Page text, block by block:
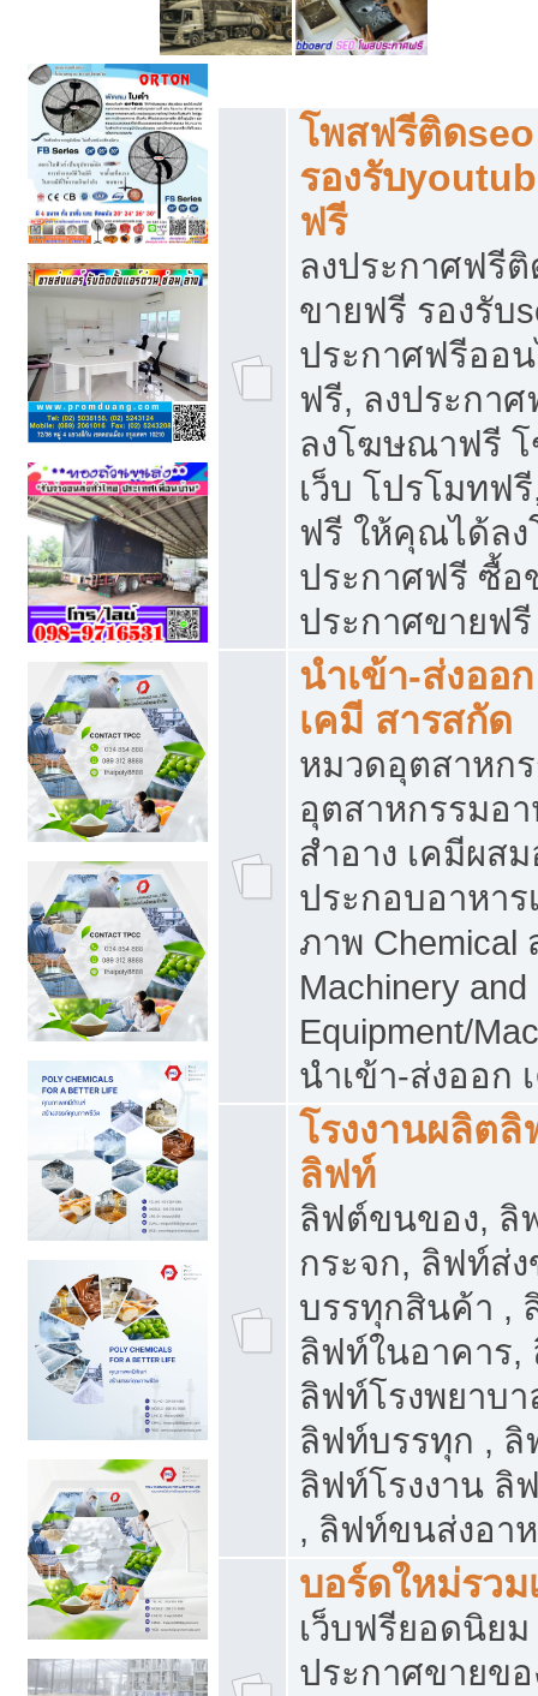
โพสฟรีติด
รองรับ
ฟรี
ลงประกาศฟรีติ
ขายฟรี รองรับ
ประกาศฟรีออ
ฟรี, ลงประกา
ลงโฆษณาฟรี
เว็บ โปรโมทฟ
ฟรี ให้คุณได้ล
ประกาศฟรี ซื้อ
ประกาศขายฟรี
นำเข้า-ส่งออ
เคมี สารสกัด
หมวดอุตสาหก
อุตสาหกรรมอา
สำอาง เคมีผส
ประกอบอาหาร
ภาพ Chemical
Machinery
Equipment/
นำเข้า-ส่งออก
โรงงานผลิต
ลิฟท์
ลิฟต์ขนของ, ลิ
กระจก, ลิฟท์ส่
บรรทุกสินค้า ,
ลิฟท์ในอาคาร,
ลิฟท์โรงพยาบ
ลิฟท์บรรทุก ,
ลิฟท์โรงงาน ลิ
, ลิฟท์ขนส่งอา
บอร์ดใหม่รว
เว็บฟรียอดนิย
ประกาศขายข